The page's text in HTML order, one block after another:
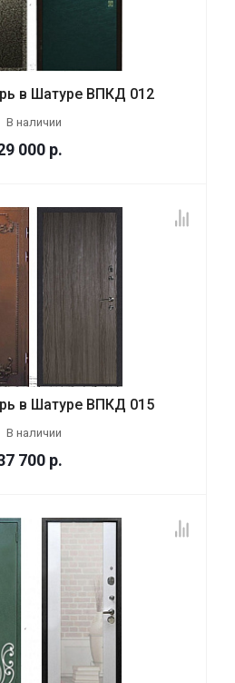
в Шатуре ВПКД 012
В наличии
000 р.
в Шатуре ВПКД 015
В наличии
700 р.